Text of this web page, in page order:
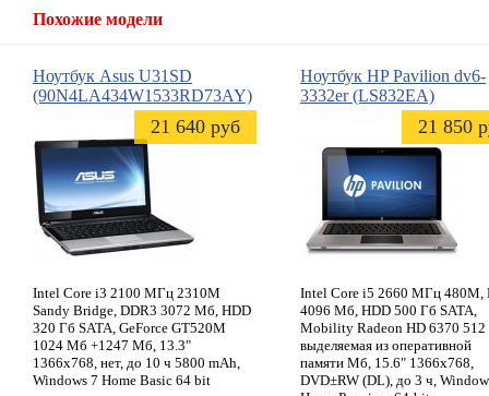
Похожие модели
Ноутбук Asus U31SD
(90N4LA434W1533RD73AY)
Intel Core i3 2100 МГц 2310M
Sandy Bridge, DDR3 3072 Мб, HDD
320 Гб SATA, GeForce GT520M
1024 Мб +1247 Мб, 13.3"
1366x768, нет, до 10 ч 5800 mAh,
Windows 7 Home Basic 64 bit
21 640 руб
Ноутбук HP Pavilion dv6-
3332er (LS832EA)
Intel Core i5 2660 МГц 480M,
4096 Мб, HDD 500 Гб SATA,
Mobility Radeon HD 6370
выделяемая из оперативной
памяти Мб, 15.6" 1366х768,
DVD±RW (DL), до 3 ч,
21 850